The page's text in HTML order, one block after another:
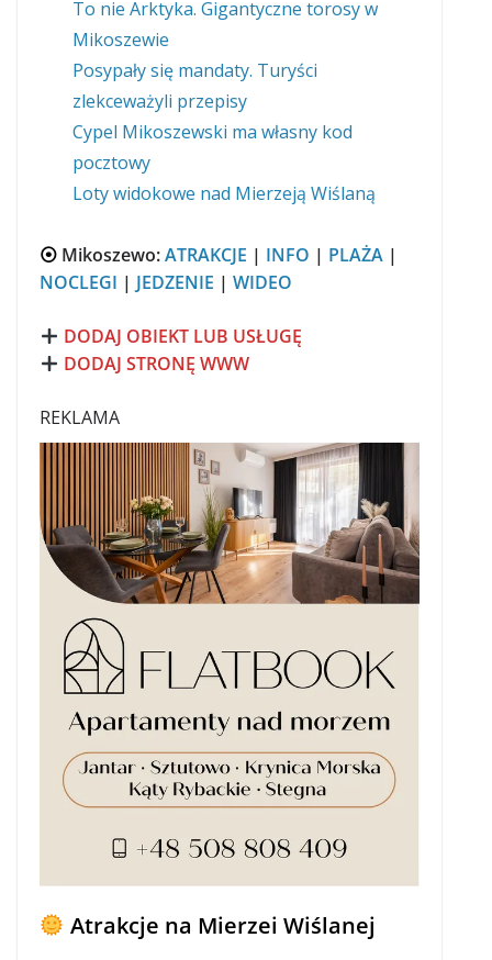
To nie Arktyka. Gigantyczne torosy w
Mikoszewie
Posypały się mandaty. Turyści
zlekceważyli przepisy
Cypel Mikoszewski ma własny kod
pocztowy
Loty widokowe nad Mierzeją Wiślaną
⦿ Mikoszewo:ATRAKCJE | INFO | PLAŻA |
NOCLEGI | JEDZENIE | WIDEO
DODAJ OBIEKT LUB USŁUGĘ
DODAJ STRONĘ WWW
REKLAMA
Atrakcje na Mierzei Wiślanej